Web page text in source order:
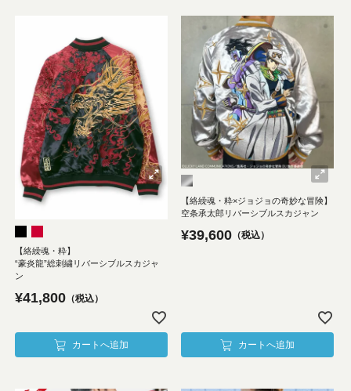
【絡繰魂・粋】
“豪炎龍”総刺繍リバーシブルスカジャ
ン
¥41,800 税込
カートへ追加
【絡繰魂・粋×ジョジョの奇妙な冒険】
空条承太郎リバーシブルスカジャン
¥39,600 税込
カートへ追加